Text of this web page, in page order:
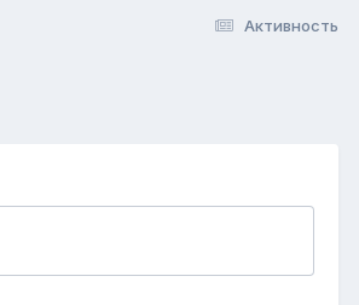
Активность